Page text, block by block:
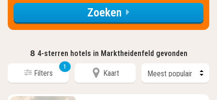
Zoeken
8 4-sterren hotels in Marktheidenfeld gevonden
Filters
1
Kaart